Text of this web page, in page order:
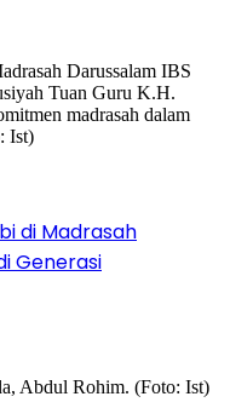
di Madrasah
Generasi